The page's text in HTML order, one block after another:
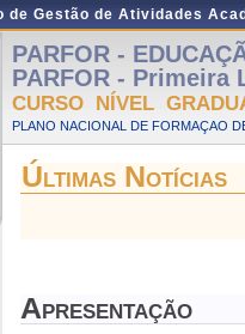
de Gestão de Atividades
PARFOR -
PARFOR - Primeira
CURSO NÍVEL
PLANO NACIONAL DE FORMAÇAO
Últimas Notícias
Apresentação